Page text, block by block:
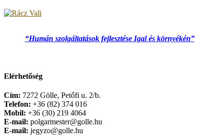
“Humán szolgáltatások fejlesztése Igal és környékén”
Elérhetőség
Cím: 7272 Gölle, Petőfi u. 2/b.
Telefon: +36 (82) 374 016
Mobil: +36 (30) 219 4064
E-mail: polgarmester@golle.hu
E-mail: jegyzo@golle.hu